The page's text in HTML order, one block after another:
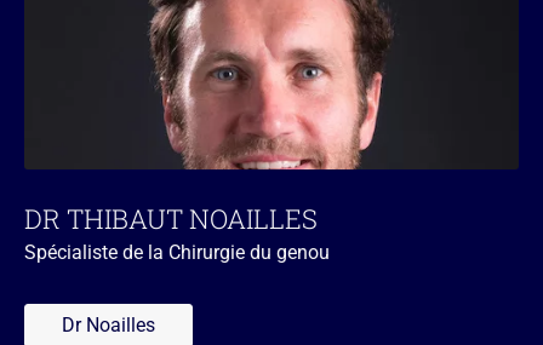
DR THIBAUT NOAILLES
Spécialiste de la Chirurgie du genou
Dr Noailles